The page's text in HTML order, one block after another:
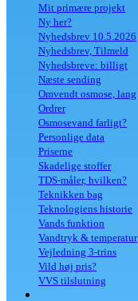
Mit primære projekt
Ny her?
Nyhedsbrev 10.5.2026
Nyhedsbrev, Tilmeld
Nyhedsbreve: billigt
Næste sending
Omvendt osmose, lang
Ordrer
Osmosevand farligt?
Personlige data
Priserne
Skadelige stoffer
TDS-måler, hvilken?
Teknikken bag
Teknologiens historie
Vands funktion
Vandtryk & temperatur
Vejledning 3-trins
Vild høj pris?
VVS tilslutning